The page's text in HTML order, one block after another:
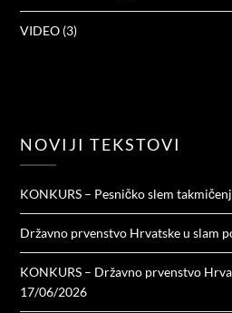
VIDEO (3)
NOVIJI TEKSTOVI
KONKURS – Pesničko slem
Državno prvenstvo Hrvatske u slam
KONKURS – Državno prvenstvo
17/06/2026